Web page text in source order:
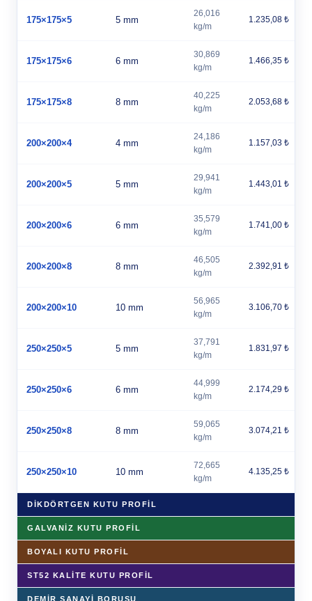
175×175×5 5 mm
26,016
kg/m
1.235,08 ₺
175×175×6 6 mm
30,869
kg/m
1.466,35 ₺
175×175×8 8 mm
40,225
kg/m
2.053,68 ₺
200×200×4 4 mm
24,186
kg/m
1.157,03 ₺
200×200×5 5 mm
29,941
kg/m
1.443,01 ₺
200×200×6 6 mm
35,579
kg/m
1.741,00 ₺
200×200×8 8 mm
46,505
kg/m
2.392,91 ₺
200×200×10 10 mm
56,965
kg/m
3.106,70 ₺
250×250×5 5 mm
37,791
kg/m
1.831,97 ₺
250×250×6 6 mm
44,999
kg/m
2.174,29 ₺
250×250×8 8 mm
59,065
kg/m
3.074,21 ₺
250×250×10 10 mm
72,665
kg/m
4.135,25 ₺
DİKDÖRTGEN KUTU PROFİL
GALVANİZ KUTU PROFİL
BOYALI KUTU PROFİL
ST52 KALİTE KUTU PROFİL
DEMİR SANAYİ BORUSU